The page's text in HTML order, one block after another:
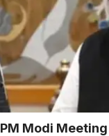
Modi Meeting :